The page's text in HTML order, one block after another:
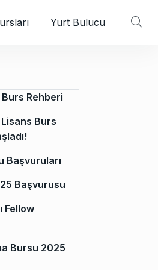
Yurt Bulucu
Rehberi
Burs
Başvuruları
Başvurusu
Fellow
Bursu 2025